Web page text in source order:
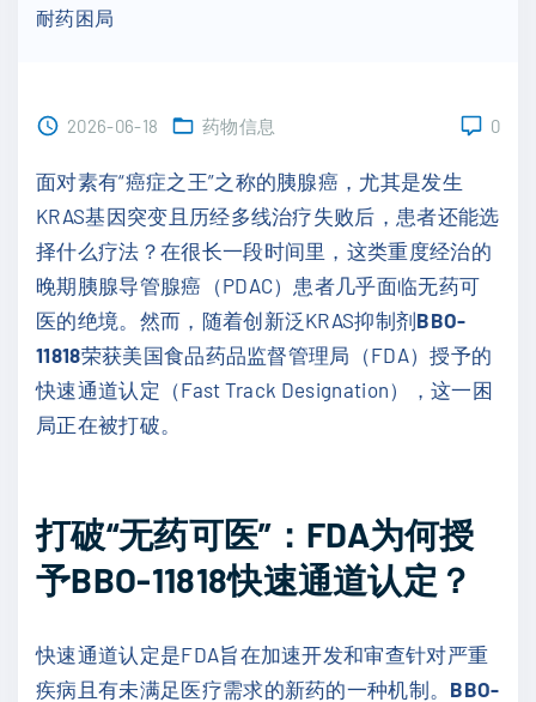
耐药困局
2026-06-18 药物信息 0
面对素有“癌症之王”之称的胰腺癌，尤其是发生
KRAS基因突变且历经多线治疗失败后，患者还能选
择什么疗法？在很长一段时间里，这类重度经治的
晚期胰腺导管腺癌（PDAC）患者几乎面临无药可
医的绝境。然而，随着创新泛KRAS抑制剂BBO-
11818荣获美国食品药品监督管理局（FDA）授予的
快速通道认定（Fast Track Designation），这一困
局正在被打破。
打破“无药可医”：FDA为何授
予BBO-11818快速通道认定？
快速通道认定是FDA旨在加速开发和审查针对严重
疾病且有未满足医疗需求的新药的一种机制。 BBO-